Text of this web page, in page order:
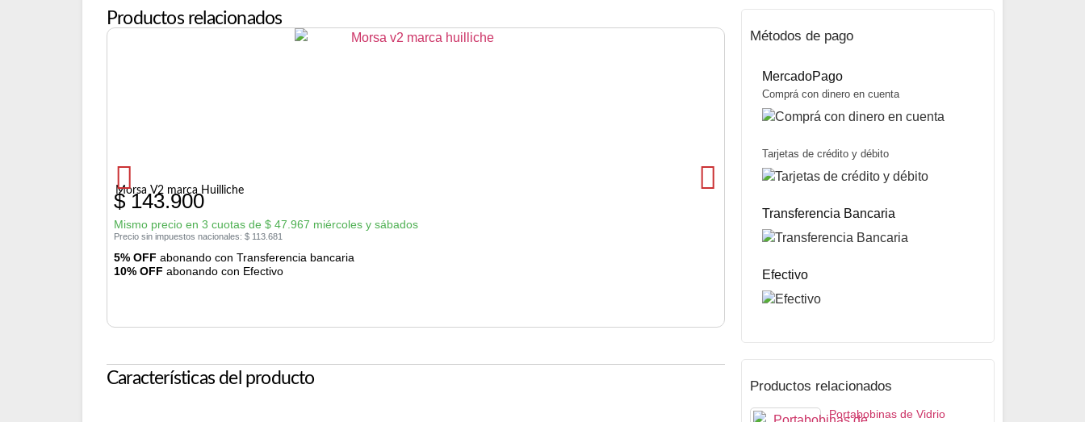
Productos relacionados
Morsa V2 marca Huilliche
$143.900
Mismo precio en 3 cuotas de $ 47.967 miércoles y sábados
Precio sin impuestos nacionales: $ 113.681
5% OFF abonando con Transferencia bancaria
10% OFF abonando con Efectivo
Características del producto
Métodos de pago
MercadoPago
Comprá con dinero en cuenta
Tarjetas de crédito y débito
Transferencia Bancaria
Efectivo
Productos relacionados
Portabobinas de Vidrio